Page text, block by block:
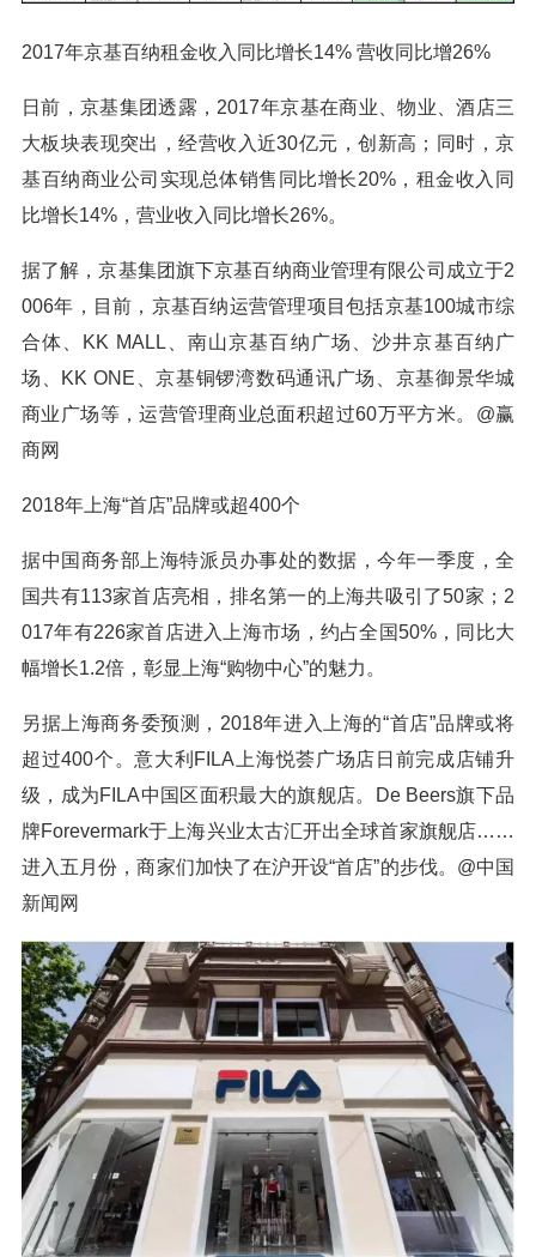
2017年京基百纳租金收入同比增长14% 营收同比增26%
日前，京基集团透露，2017年京基在商业、物业、酒店三
大板块表现突出，经营收入近30亿元，创新高；同时，京
基百纳商业公司实现总体销售同比增长20%，租金收入同
比增长14%，营业收入同比增长26%。
据了解，京基集团旗下京基百纳商业管理有限公司成立于2
006年，目前，京基百纳运营管理项目包括京基100城市综
合体、KK MALL、南山京基百纳广场、沙井京基百纳广
场、KK ONE、京基铜锣湾数码通讯广场、京基御景华城
商业广场等，运营管理商业总面积超过60万平方米。@赢
商网
2018年上海“首店”品牌或超400个
据中国商务部上海特派员办事处的数据，今年一季度，全
国共有113家首店亮相，排名第一的上海共吸引了50家；2
017年有226家首店进入上海市场，约占全国50%，同比大
幅增长1.2倍，彰显上海“购物中心”的魅力。
另据上海商务委预测，2018年进入上海的“首店”品牌或将
超过400个。意大利FILA上海悦荟广场店日前完成店铺升
级，成为FILA中国区面积最大的旗舰店。De Beers旗下品
牌Forevermark于上海兴业太古汇开出全球首家旗舰店……
进入五月份，商家们加快了在沪开设“首店”的步伐。@中国
新闻网